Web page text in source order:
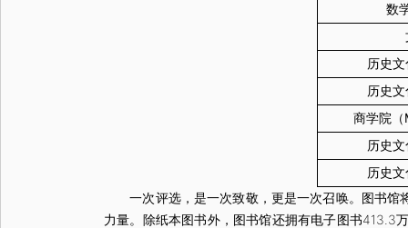
数学
历史文
历史文
商学院（
历史文
历史文
一次评选，是一次致敬，更是一次召唤。图书馆
力量。除纸本图书外，图书馆还拥有电子图书413.3